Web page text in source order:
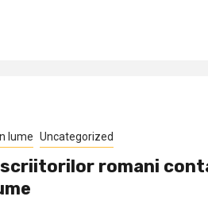
lume Uncategorized
romani